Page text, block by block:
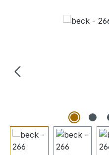
Bildergalerie überspringen